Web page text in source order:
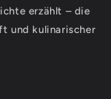
erzählt – die
und kulinarischer